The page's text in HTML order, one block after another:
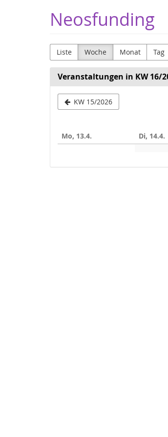
Neosfunding
Liste Woche Monat Tag
Veranstaltungen in KW 16/
KW 15/2026
Mo, 13.4. Di, 14.4.